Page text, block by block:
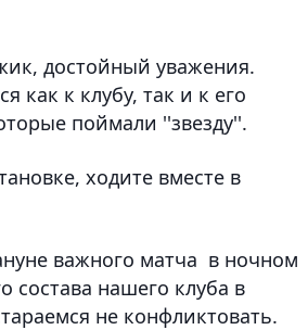
достойный уважения.
как к клубу, так и к его
поймали ''звезду''.
ходите вместе в
важного матча в ночном
состава нашего клуба в
не конфликтовать.